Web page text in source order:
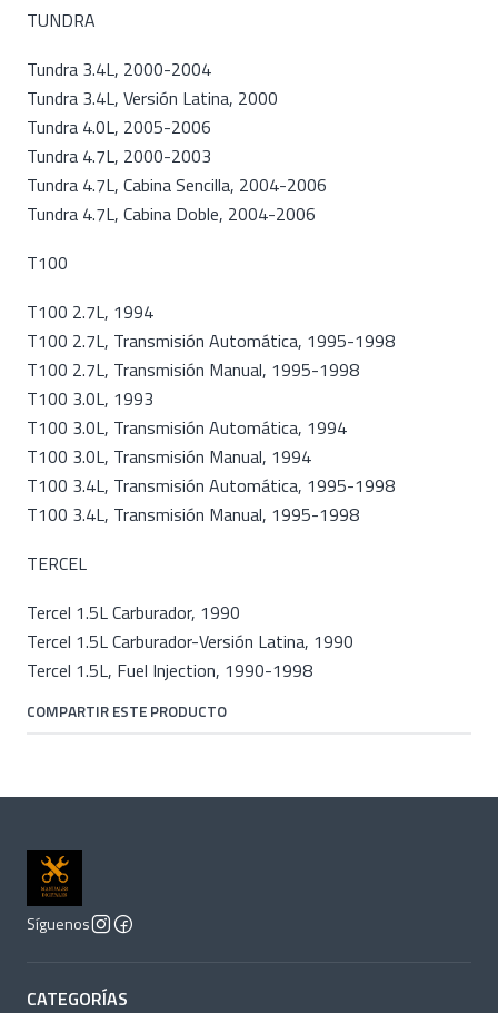
TUNDRA
Tundra 3.4L, 2000-2004
Tundra 3.4L, Versión Latina, 2000
Tundra 4.0L, 2005-2006
Tundra 4.7L, 2000-2003
Tundra 4.7L, Cabina Sencilla, 2004-2006
Tundra 4.7L, Cabina Doble, 2004-2006
T100
T100 2.7L, 1994
T100 2.7L, Transmisión Automática, 1995-1998
T100 2.7L, Transmisión Manual, 1995-1998
T100 3.0L, 1993
T100 3.0L, Transmisión Automática, 1994
T100 3.0L, Transmisión Manual, 1994
T100 3.4L, Transmisión Automática, 1995-1998
T100 3.4L, Transmisión Manual, 1995-1998
TERCEL
Tercel 1.5L Carburador, 1990
Tercel 1.5L Carburador-Versión Latina, 1990
Tercel 1.5L, Fuel Injection, 1990-1998
COMPARTIR ESTE PRODUCTO
Síguenos
CATEGORÍAS